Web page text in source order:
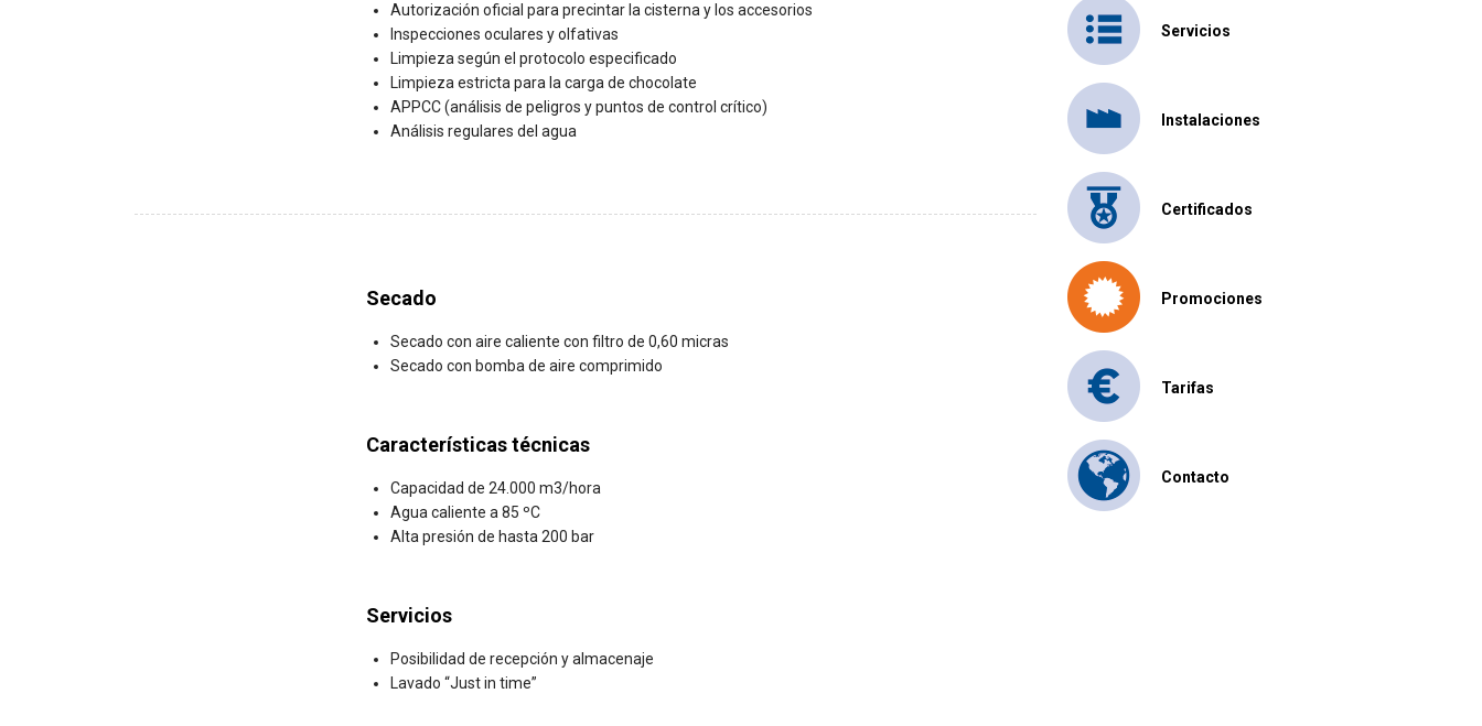
Autorización oficial para precintar la cisterna y los accesorios
Inspecciones oculares y olfativas
Limpieza según el protocolo especificado
Limpieza estricta para la carga de chocolate
APPCC (análisis de peligros y puntos de control crítico)
Análisis regulares del agua
Secado
Secado con aire caliente con filtro de 0,60 micras
Secado con bomba de aire comprimido
Características técnicas
Capacidad de 24.000 m3/hora
Agua caliente a 85 ºC
Alta presión de hasta 200 bar
Servicios
Posibilidad de recepción y almacenaje
Lavado “Just in time”
Servicios
Instalaciones
Certificados
Promociones
Tarifas
Contacto